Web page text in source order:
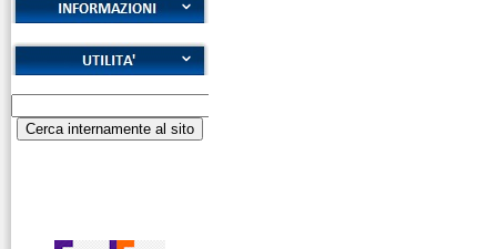
Cookies
Diritto di recesso
Garanzie
Alfabeto Fonetico
ICAO
Codice Q